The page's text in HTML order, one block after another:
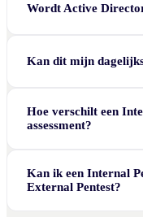
Wordt Active
Kan dit mijn
Hoe verschilt een
assessment?
Kan ik een Internal
External Pentest?